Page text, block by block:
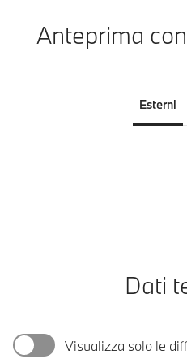
Anteprima
Esterni
Dati
Visualizza solo le